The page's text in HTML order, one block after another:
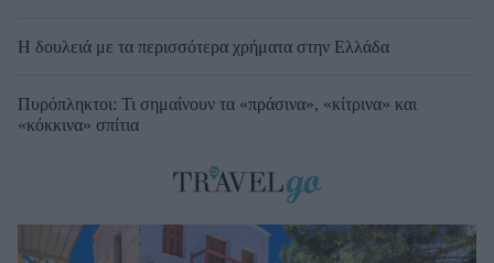
Η δουλειά με τα περισσότερα χρήματα στην Ελλάδα
Πυρόπληκτοι: Τι σημαίνουν τα «πράσινα», «κίτρινα» και
«κόκκινα» σπίτια